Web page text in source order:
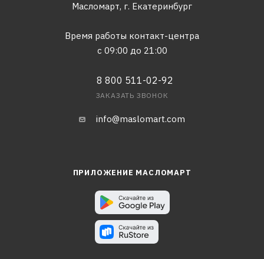
Масломарт, г. Екатеринбург
Время работы контакт-центра
с 09:00 до 21:00
8 800 511-02-92
ЗАКАЗАТЬ ЗВОНОК
info@maslomart.com
ПРИЛОЖЕНИЕ МАСЛОМАРТ